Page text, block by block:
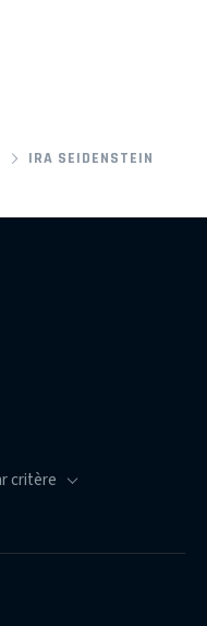
IRA SEIDENSTEIN